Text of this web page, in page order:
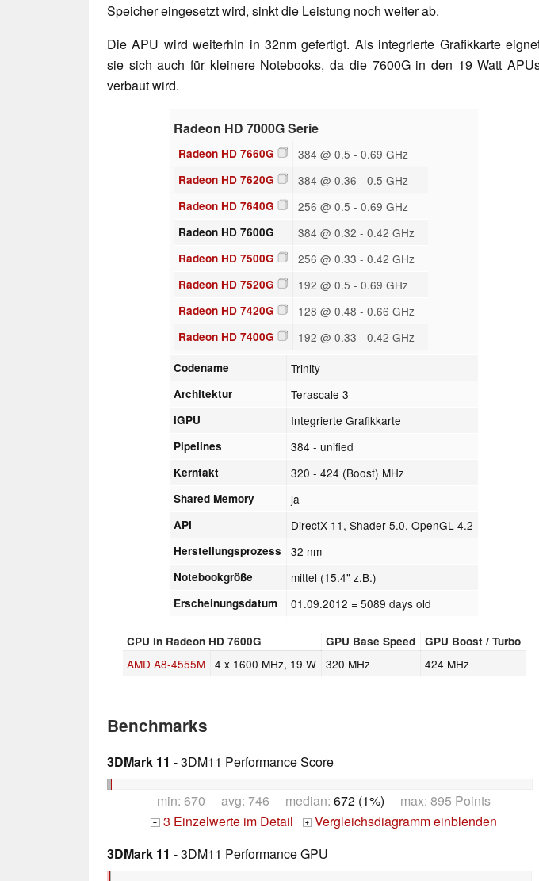
Speicher eingesetzt wird, sinkt die Leistung noch weiter ab.
Die APU wird weiterhin in 32nm gefertigt. Als integrierte Grafikkarte
sie sich auch für kleinere Notebooks, da die 7600G in den 19 Watt
verbaut wird.
Radeon HD 7000G Serie
Radeon HD 7660G 384 @ 0.5 - 0.69 GHz
Radeon HD 7620G 384 @ 0.36 - 0.5 GHz
Radeon HD 7640G 256 @ 0.5 - 0.69 GHz
Radeon HD 7600G 384 @ 0.32 - 0.42 GHz
Radeon HD 7500G 256 @ 0.33 - 0.42 GHz
Radeon HD 7520G 192 @ 0.5 - 0.69 GHz
Radeon HD 7420G 128 @ 0.48 - 0.66 GHz
Radeon HD 7400G 192 @ 0.33 - 0.42 GHz
Codename Trinity
Architektur Terascale 3
iGPU Integrierte Grafikkarte
Pipelines 384 - unified
Kerntakt 320 - 424 (Boost) MHz
Shared Memory ja
API DirectX 11, Shader 5.0, OpenGL 4.2
Herstellungsprozess 32 nm
Notebookgröße mittel (15.4" z.B.)
Erscheinungsdatum 01.09.2012 = 5089 days old
CPU in Radeon HD 7600G GPU Base Speed GPU Boost / Turbo
AMD A8-4555M 4 x 1600 MHz, 19 W 320 MHz 424 MHz
Benchmarks
3DMark 11 - 3DM11 Performance Score
min: 670 avg: 746 median: 672 (1%) max: 895 Points
+ 3 Einzelwerte im Detail +
Vergleichsdiagramm einblenden
3DMark 11 - 3DM11 Performance GPU